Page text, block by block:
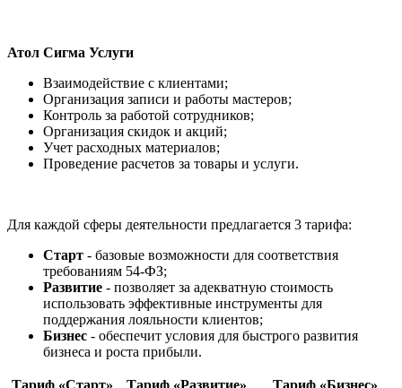
Атол Сигма Услуги
Взаимодействие с клиентами;
Организация записи и работы мастеров;
Контроль за работой сотрудников;
Организация скидок и акций;
Учет расходных материалов;
Проведение расчетов за товары и услуги.
Для каждой сферы деятельности предлагается 3 тарифа:
Старт - базовые возможности для соответствия
требованиям 54-ФЗ;
Развитие - позволяет за адекватную стоимость
использовать эффективные инструменты для
поддержания лояльности клиентов;
Бизнес - обеспечит условия для быстрого развития
бизнеса и роста прибыли.
Тариф «Старт» Тариф «Развитие» Тариф «Бизнес»